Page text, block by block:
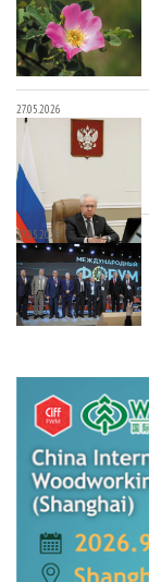
27.05.2026
27.05.2026